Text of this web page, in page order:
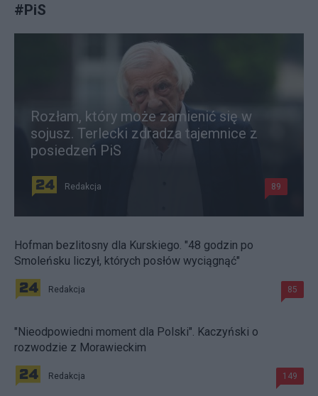
#PiS
Rozłam, który może zamienić się w
sojusz. Terlecki zdradza tajemnice z
posiedzeń PiS
Redakcja 89
Hofman bezlitosny dla Kurskiego. "48 godzin po
Smoleńsku liczył, których posłów wyciągnąć"
Redakcja 85
"Nieodpowiedni moment dla Polski". Kaczyński o
rozwodzie z Morawieckim
Redakcja 149